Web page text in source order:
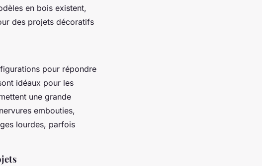
en bois existent,
des projets décoratifs
pour répondre
idéaux pour les
une grande
embouties,
lourdes, parfois